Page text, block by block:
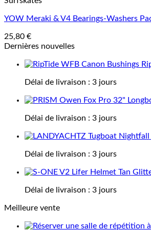
YOW Meraki & V4 Bearings-Washers
25,80 €
Dernières nouvelles
Délai de livraison : 3 jours
Délai de livraison : 3 jours
Délai de livraison : 3 jours
Délai de livraison : 3 jours
Meilleure vente